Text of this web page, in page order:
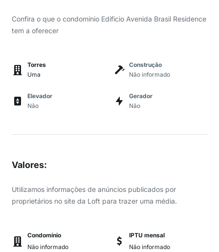
Confira o que o condomínio Edificio Avenida Brasil Residence
tem a oferecer
Torres
Uma
Construção
Não informado
Elevador
Não
Gerador
Não
Valores:
Utilizamos informações de anúncios publicados por
proprietários no site da Loft para trazer uma média.
Condomínio
Não informado
IPTU mensal
Não informado